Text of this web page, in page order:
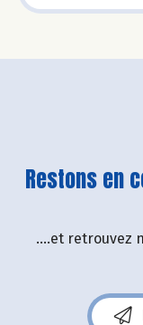
Restons en
....et retrouvez